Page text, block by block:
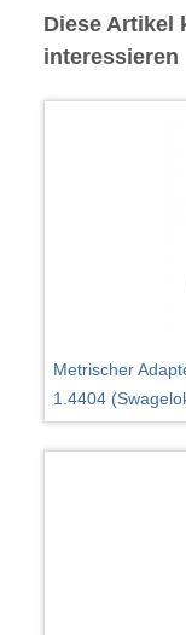
Diese Artikel
interessieren
Metrischer
1.4404